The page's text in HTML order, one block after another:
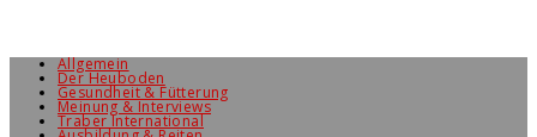
Allgemein
Der Heuboden
Gesundheit & Fütterung
Meinung & Interviews
Traber International